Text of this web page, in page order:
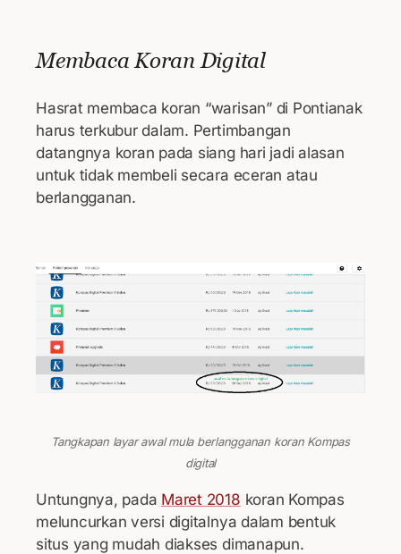
Membaca Koran Digital
Hasrat membaca koran “warisan” di Pontianak
harus terkubur dalam. Pertimbangan
datangnya koran pada siang hari jadi alasan
untuk tidak membeli secara eceran atau
berlangganan.
Tangkapan layar awal mula berlangganan koran Kompas
digital
Untungnya, pada Maret 2018 koran Kompas
meluncurkan versi digitalnya dalam bentuk
situs yang mudah diakses dimanapun.